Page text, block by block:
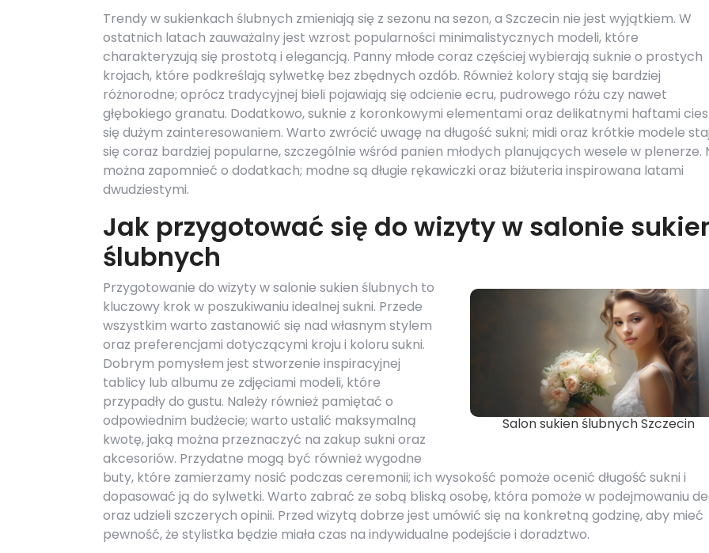
Trendy w sukienkach ślubnych zmieniają się z sezonu na sezon, a Szczecin nie jest wyjątkiem. W
ostatnich latach zauważalny jest wzrost popularności minimalistycznych modeli, które
charakteryzują się prostotą i elegancją. Panny młode coraz częściej wybierają suknie o prostych
krojach, które podkreślają sylwetkę bez zbędnych ozdób. Również kolory stają się bardziej
różnorodne; oprócz tradycyjnej bieli pojawiają się odcienie ecru, pudrowego różu czy nawet
głębokiego granatu. Dodatkowo, suknie z koronkowymi elementami oraz delikatnymi haftami
się dużym zainteresowaniem. Warto zwrócić uwagę na długość sukni; midi oraz krótkie modele
się coraz bardziej popularne, szczególnie wśród panien młodych planujących wesele w plenerze.
można zapomnieć o dodatkach; modne są długie rękawiczki oraz biżuteria inspirowana latami
dwudziestymi.
Jak przygotować się do wizyty w salonie
ślubnych
Salon sukien ślubnych Szczecin
Przygotowanie do wizyty w salonie sukien ślubnych to
kluczowy krok w poszukiwaniu idealnej sukni. Przede
wszystkim warto zastanowić się nad własnym stylem
oraz preferencjami dotyczącymi kroju i koloru sukni.
Dobrym pomysłem jest stworzenie inspiracyjnej
tablicy lub albumu ze zdjęciami modeli, które
przypadły do gustu. Należy również pamiętać o
odpowiednim budżecie; warto ustalić maksymalną
kwotę, jaką można przeznaczyć na zakup sukni oraz
akcesoriów. Przydatne mogą być również wygodne
buty, które zamierzamy nosić podczas ceremonii; ich wysokość pomoże ocenić długość sukni i
dopasować ją do sylwetki. Warto zabrać ze sobą bliską osobę, która pomoże w podejmowaniu
oraz udzieli szczerych opinii. Przed wizytą dobrze jest umówić się na konkretną godzinę, aby mieć
pewność, że stylistka będzie miała czas na indywidualne podejście i doradztwo.